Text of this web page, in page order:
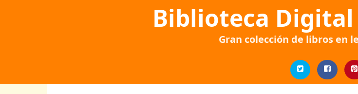
Biblioteca Digital
Gran colección de libros en